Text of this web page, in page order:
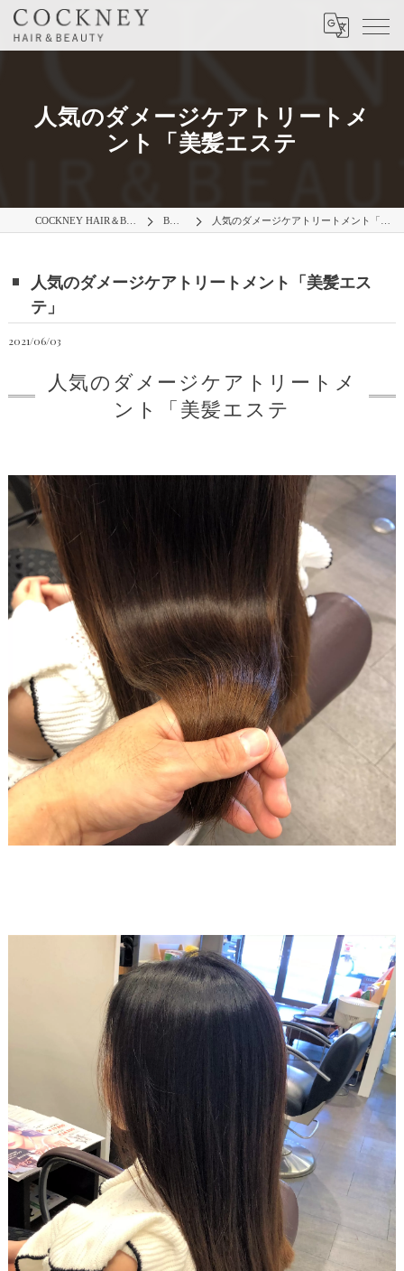
人気のダメージケアトリートメ
ント「美髪エステ
COCKNEY HAIR＆BEAUTY BLOG 人気のダメージケアトリートメント「美髪エステ」
人気のダメージケアトリートメント「美髪エス
テ」
2021/06/03
人気のダメージケアトリートメ
ント「美髪エステ